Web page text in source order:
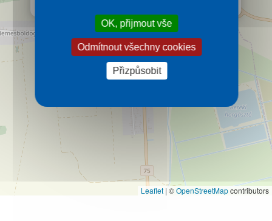
Leaflet | ©OpenStreetMapcontributors
OK, přijmout vše
Odmítnout všechny cookies
Přizpůsobit